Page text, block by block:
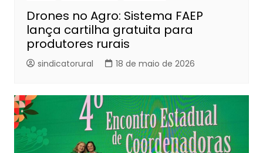
Drones no Agro: Sistema FAEP
lança cartilha gratuita para
produtores rurais
sindicatorural 18 de maio de 2026